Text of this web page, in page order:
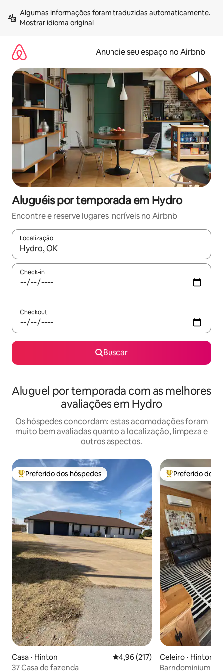
para
Mostrar idioma original
Anuncie seu espaço no Airbnb
Aluguéis por temporada em Hydro
Encontre e reserve lugares incríveis no Airbnb
Localização
Quando os resultados estiverem disponíveis, explore-os
Check-in
Checkout
Buscar
Aluguel por temporada com as melhores
avaliações em Hydro
Os hóspedes concordam: estas acomodações foram
muito bem avaliadas quanto a localização, limpeza e
outros aspectos.
Entre os melhores preferidos dos hóspedes
Preferido dos hóspedes
Casa ⋅ Hinton 4,96 de uma avaliação média de
4,96 (217)
37 Casa de fazenda
Entre os
Preferido dos
Celeiro ⋅ Hinton
Barndominium